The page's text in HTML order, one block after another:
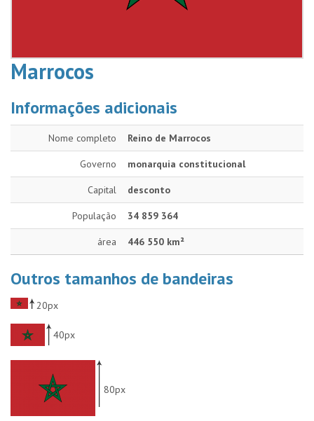
Marrocos
Informações adicionais
Nome completo Reino de Marrocos
Governo monarquia constitucional
Capital desconto
População 34 859 364
área 446 550 km²
Outros tamanhos de bandeiras
20px
40px
80px